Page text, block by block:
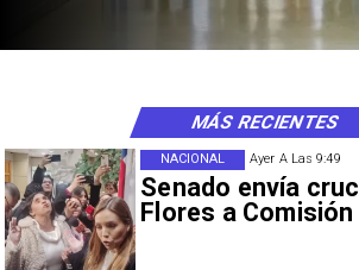
Ayer A Las 9:49
Senado envía
Flores a
NACIONAL
MÁS RECIENTES